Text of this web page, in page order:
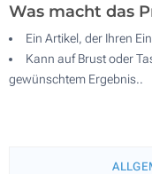
Was macht das
Ein Artikel, der Ihren
Kann auf Brust oder
gewünschtem Ergebnis..